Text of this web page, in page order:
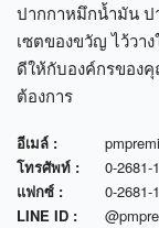
ปากกาหมึกน้ำมัน ป
เซตของขวัญ ไว้วา
ดีให้กับองค์กรของ
ต้องการ
อีเมล์ :
โทรศัพท์ :
0-2681-
แฟกซ์ :
0-2681-
LINE ID :